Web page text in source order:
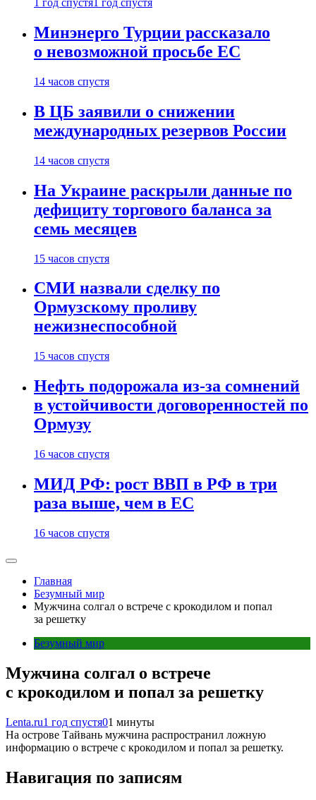
1 год спустя 1 год спустя
Минэнерго Турции рассказало
о невозможной просьбе ЕС
14 часов спустя
В ЦБ заявили о снижении
международных резервов России
14 часов спустя
На Украине раскрыли данные по
дефициту торгового баланса за
семь месяцев
15 часов спустя
СМИ назвали сделку по
Ормузскому проливу
нежизнеспособной
15 часов спустя
Нефть подорожала из-за сомнений
в устойчивости договоренностей по
Ормузу
16 часов спустя
МИД РФ: рост ВВП в РФ в три
раза выше, чем в ЕС
16 часов спустя
Главная
Безумный мир
Мужчина солгал о встрече с крокодилом и попал
за решетку
Безумный мир
Мужчина солгал о встрече
с крокодилом и попал за решетку
Lenta.ru1 год спустя01 минуты
На острове Тайвань мужчина распространил ложную
информацию о встрече с крокодилом и попал за решетку.
Навигация по записям